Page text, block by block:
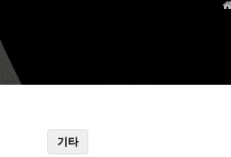
기타